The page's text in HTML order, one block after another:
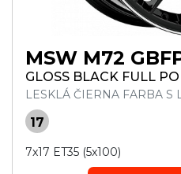
MSW M72
GLOSS BLACK FULL
LESKLÁ ČIERNA FARBA S
17
7x17 ET35 (5x100)